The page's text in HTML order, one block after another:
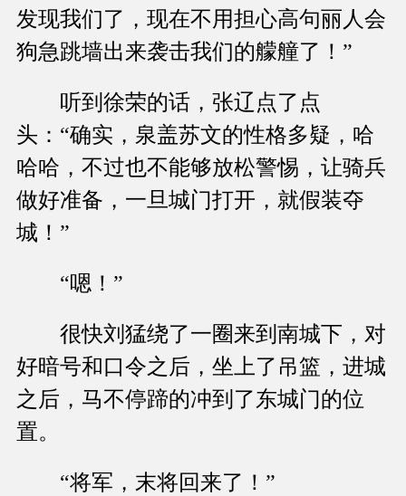
发现我们了，现在不用担心高句丽人会
狗急跳墙出来袭击我们的艨艟了！”
听到徐荣的话，张辽点了点
头：“确实，泉盖苏文的性格多疑，哈
哈哈，不过也不能够放松警惕，让骑兵
做好准备，一旦城门打开，就假装夺
城！”
“嗯！”
很快刘猛绕了一圈来到南城下，对
好暗号和口令之后，坐上了吊篮，进城
之后，马不停蹄的冲到了东城门的位
置。
“将军，末将回来了！”